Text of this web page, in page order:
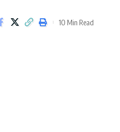
10 Min Read